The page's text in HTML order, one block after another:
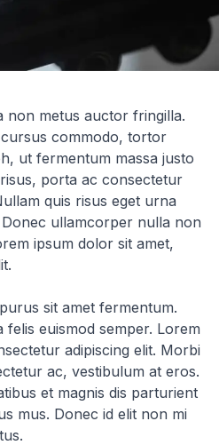
non metus auctor fringilla.
commodo, tortor
ut fermentum massa justo
porta ac consectetur
quis risus eget urna
ullamcorper nulla non
ipsum dolor sit amet,
sit amet fermentum.
euismod semper. Lorem
adipiscing elit. Morbi
ac, vestibulum at eros.
et magnis dis parturient
mus. Donec id elit non mi